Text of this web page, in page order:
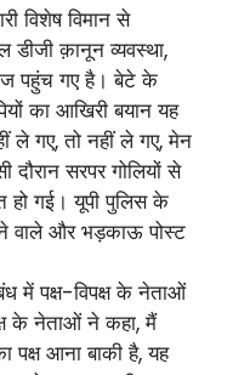
विशेष विमान से
डीजी क़ानून व्यवस्था,
पहुंच गए है। बेटे के
का आखिरी बयान यह
ले गए, तो नहीं ले गए, मेन
सरपर गोलियों से
हो गई। यूपी पुलिस के
वाले और भड़काऊ पोस्ट
में पक्ष-विपक्ष के नेताओं
के नेताओं ने कहा, मैं
आना बाकी है, यह